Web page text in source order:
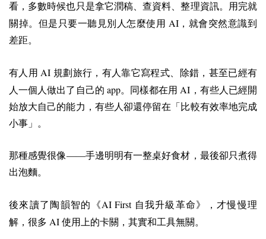
看，多數時候也只是拿它潤稿、查資料、整理資訊。用完就
關掉。但是只要一聽見別人怎麼使用 AI，就會突然意識到
差距。
有人用 AI 規劃旅行，有人靠它寫程式、除錯，甚至已經有
人一個人做出了自己的 app。同樣都在用 AI ，有些人已經開
始放大自己的能力，有些人卻還停留在「比較有效率地完成
小事」。
那種感覺很像——手邊明明有一整桌好食材，最後卻只煮得
出泡麵。
後來讀了陶韻智的《AI First自我升級革命》，才慢慢理
解，很多 AI 使用上的卡關，其實和工具無關。